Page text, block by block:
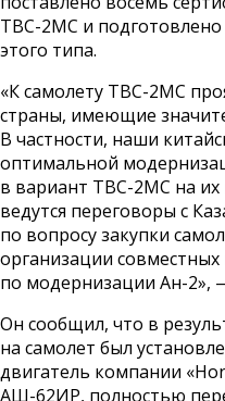
ТВС-2МС и
этого типа.
«К самолету ТВС-2МС
страны, имеющие
В частности, наши
оптимальной
в вариант ТВС-2МС на их
ведутся переговоры с
по вопросу закупки
организации
по модернизации Ан-2»,
Он сообщил, что в
на самолет был
двигатель компании
АШ-62ИР, полностью